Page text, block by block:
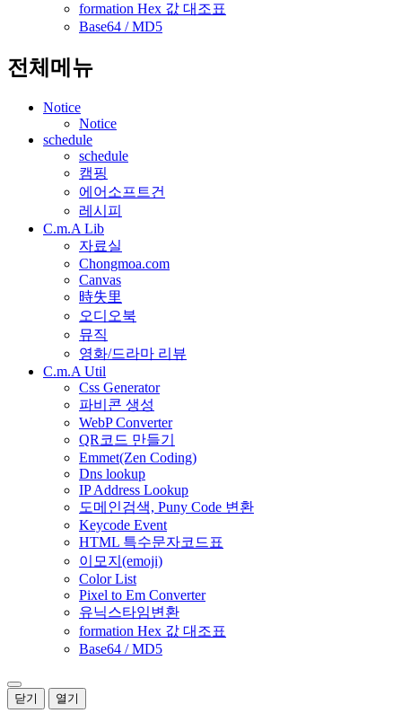
formation Hex 값 대조표
Base64 / MD5
전체메뉴
Notice
Notice
schedule
schedule
캠핑
에어소프트건
레시피
C.m.A Lib
자료실
Chongmoa.com
Canvas
時失里
오디오북
뮤직
영화/드라마 리뷰
C.m.A Util
Css Generator
파비콘 생성
WebP Converter
QR코드 만들기
Emmet(Zen Coding)
Dns lookup
IP Address Lookup
도메인검색, Puny Code 변환
Keycode Event
HTML 특수문자코드표
이모지(emoji)
Color List
Pixel to Em Converter
유닉스타임변환
formation Hex 값 대조표
Base64 / MD5
닫기 열기